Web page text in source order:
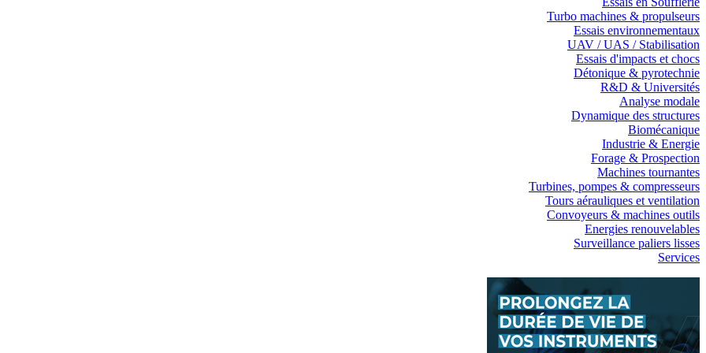
Turbo machines & propulseurs
Essais environnementaux
UAV / UAS / Stabilisation
Essais d'impacts et chocs
Détonique & pyrotechnie
R&D & Universités
Analyse modale
Dynamique des structures
Biomécanique
Industrie & Energie
Forage & Prospection
Machines tournantes
Turbines, pompes & compresseurs
Tours aérauliques et ventilation
Convoyeurs & machines outils
Energies renouvelables
Surveillance paliers lisses
Services